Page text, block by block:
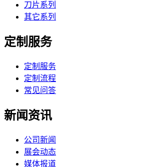
刀片系列
其它系列
定制服务
定制服务
定制流程
常见问答
新闻资讯
公司新闻
展会动态
媒体报道